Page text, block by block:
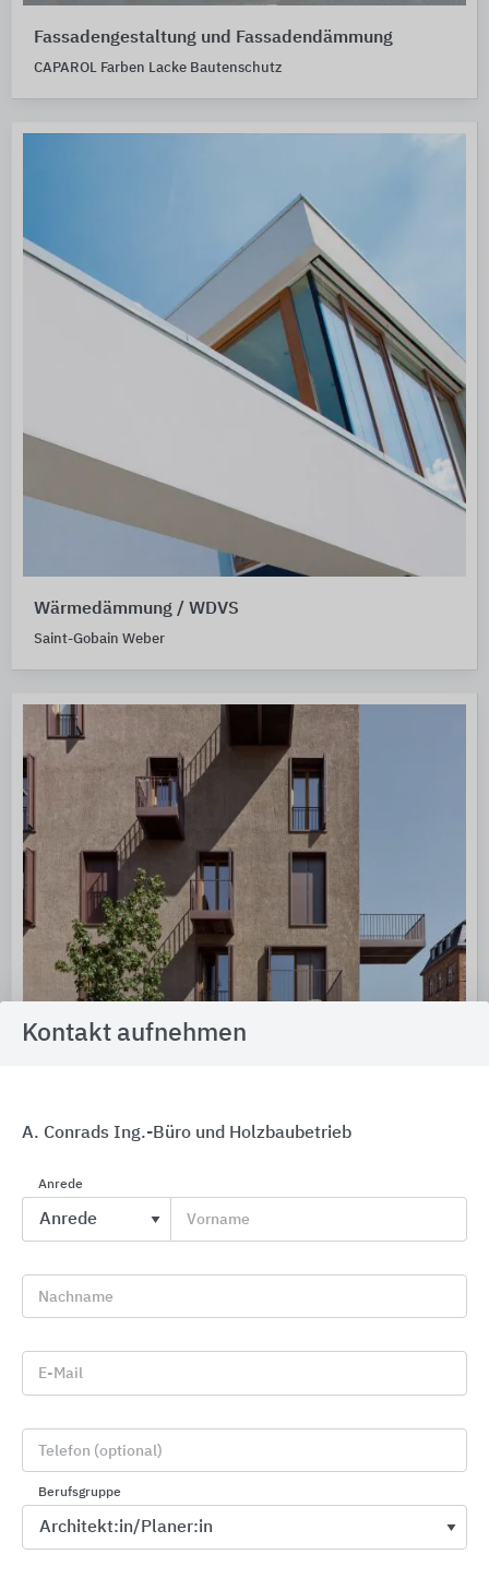
Fassadengestaltung und Fassadendämmung
CAPAROL Farben Lacke Bautenschutz
Wärmedämmung / WDVS
Saint-Gobain Weber
Poroton Wandlösungen
wienerberger
Kontakt aufnehmen
A. Conrads Ing.-Büro und Holzbaubetrieb
Anrede
Vorname
Nachname
E-Mail
Telefon (optional)
Berufsgruppe